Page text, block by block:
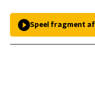
Speel fragment af